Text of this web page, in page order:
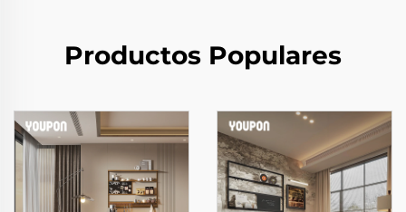
Productos Populares